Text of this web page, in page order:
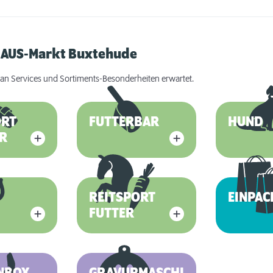
Markt Buxtehude
Services und Sortiments-Besonderheiten erwartet.
FUTTERBAR HUND
REITSPORT
FUTTER